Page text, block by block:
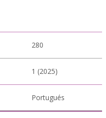
280
1 (2025)
Portugués